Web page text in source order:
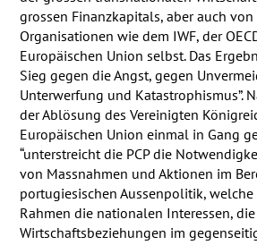
grossen Finanzkapitals, aber auch
Organisationen wie dem IWF, der
Europäischen Union selbst. Das
Sieg gegen die Angst, gegen
Unterwerfung und Katastrophismus”.
der Ablösung des Vereinigten
Europäischen Union einmal in Gang
“unterstreicht die PCPdie
von Massnahmen und Aktionen im
portugiesischen Aussenpolitik,
Rahmen die nationalen Interessen,
Wirtschaftsbeziehungen im